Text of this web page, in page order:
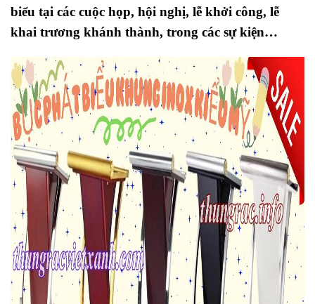
biểu tại các cuộc họp, hội nghị, lễ khởi công, lễ
khai trương khánh thành, trong các sự kiện…